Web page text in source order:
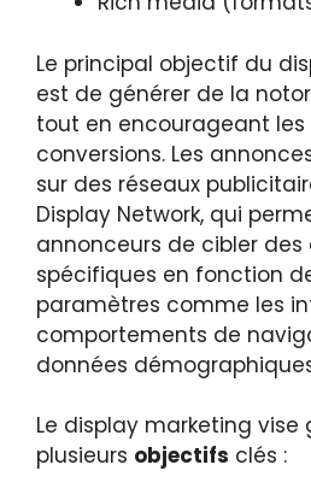
Le principal objectif du
est de générer de la
tout en encourageant les
conversions. Les
sur des réseaux
Display Network, qui
annonceurs de cibler des
spécifiques en fonction
paramètres comme les
comportements de
données
Le display marketing
plusieurs objectifs clés :